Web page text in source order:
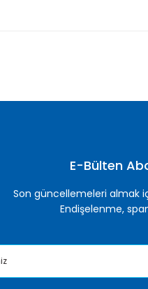
E-Bülten
Son güncellemeleri almak
Endişelenme,